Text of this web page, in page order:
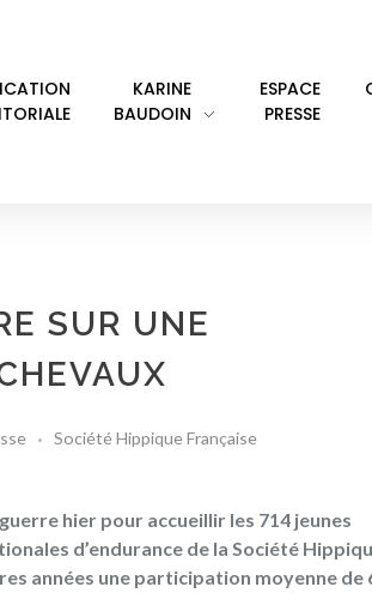
KARINE
BAUDOIN
ESPACE
PRESSE
SUR UNE
Société Hippique Française
hier pour accueillir les 714 jeunes
d’endurance de la Société
années une participation moyenne de